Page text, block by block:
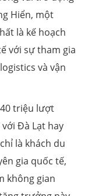
Hiển, một
là kế hoạch
với sự tham gia
và vận
triệu lượt
với Đà Lạt hay
là khách du
gia quốc tế,
không gian